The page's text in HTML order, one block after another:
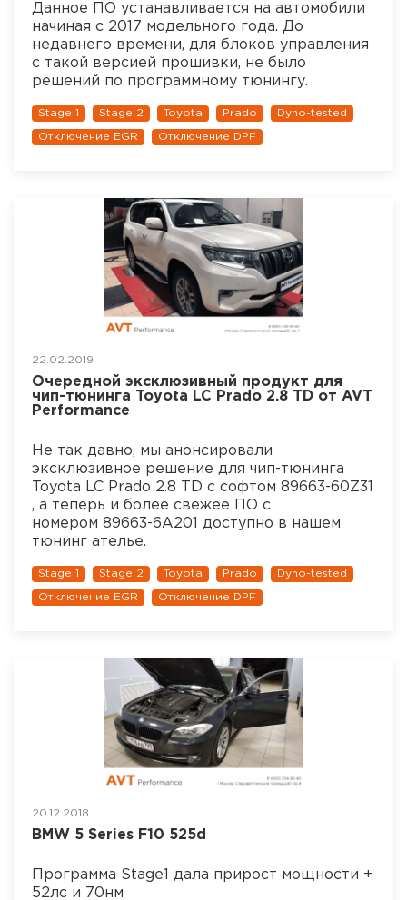
Данное ПО устанавливается на автомобили
начиная с 2017 модельного года. До
недавнего времени, для блоков управления
с такой версией прошивки, не было
решений по программному тюнингу.
Stage 1 Stage 2 Toyota Prado Dyno-tested
Отключение EGR Отключение DPF
22.02.2019
Очередной эксклюзивный продукт для
чип-тюнинга Toyota LC Prado 2.8 TD от AVT
Performance
Не так давно, мы анонсировали
эксклюзивное решение для чип-тюнинга
Toyota LC Prado 2.8 TD с софтом 89663-60Z31
, а теперь и более свежее ПО с
номером 89663-6A201 доступно в нашем
тюнинг ателье.
Stage 1 Stage 2 Toyota Prado Dyno-tested
Отключение EGR Отключение DPF
20.12.2018
BMW 5 Series F10 525d
Программа Stage1 дала прирост мощности +
52лс и 70нм